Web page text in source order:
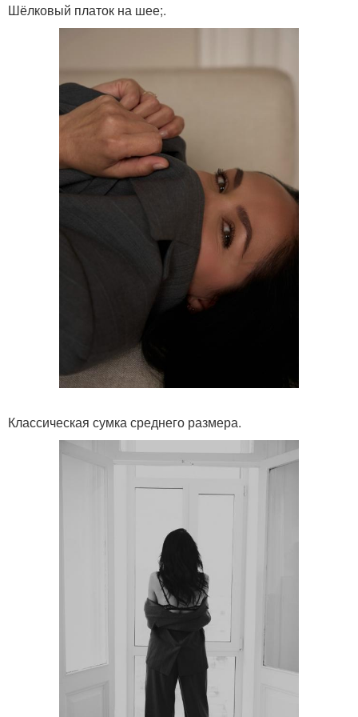
Шёлковый платок на шее;.
Классическая сумка среднего размера.